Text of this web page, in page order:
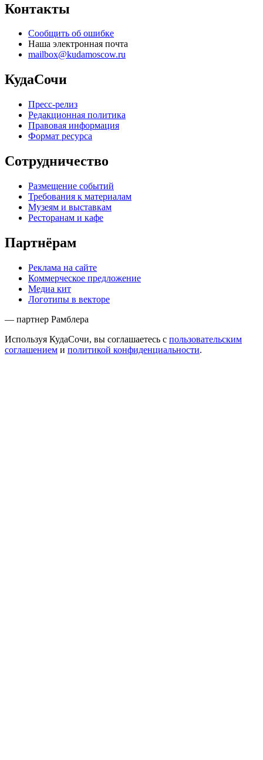
Контакты
Сообщить об ошибке
Наша электронная почта
mailbox@kudamoscow.ru
КудаСочи
Пресс-релиз
Редакционная политика
Правовая информация
Формат ресурса
Сотрудничество
Размещение событий
Требования к материалам
Музеям и выставкам
Ресторанам и кафе
Партнёрам
Реклама на сайте
Коммерческое предложение
Медиа кит
Логотипы в векторе
— партнер Рамблера
Используя КудаСочи, вы соглашаетесь с пользовательским
соглашением и политикой конфиденциальности.